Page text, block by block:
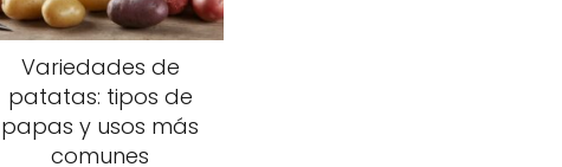
Variedades de
patatas: tipos de
papas y usos más
comunes